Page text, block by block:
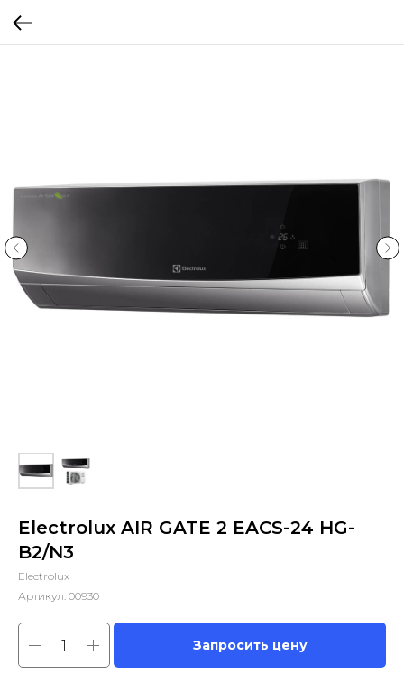
Electrolux AIR GATE 2 EACS-24 HG-
B2/N3
Electrolux
Артикул: 00930
Запросить цену